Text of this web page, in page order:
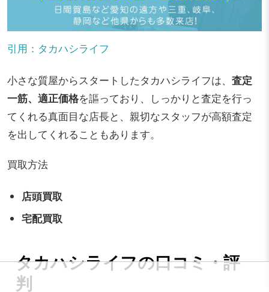
引用：タカハシライフ
小さな質屋からスタートしたタカハシライフは、 査定
一筋、適正価格を謳っており、しっかりと査定を行っ
てくれる真面目な店長と、親切なスタッフが高額査定
を出してくれることもあります。
買取方法
店頭買取
宅配買取
タカハシライフの口コミ・評
判